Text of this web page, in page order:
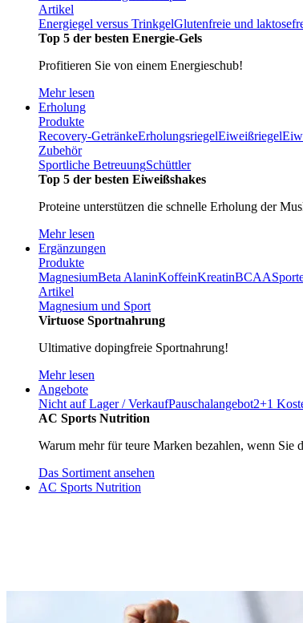
Artikel
Energiegel versus TrinkgelGlutenfreie und
Top 5 der besten Energie-Gels
Profitieren Sie von einem Energieschub!
Mehr lesen
Erholung
Produkte
Recovery-GetränkeErholungsriegelEiweißriegel
Zubehör
Sportliche BetreuungSchüttler
Top 5 der besten Eiweißshakes
Proteine unterstützen die schnelle Erholung der
Mehr lesen
Ergänzungen
Produkte
MagnesiumBeta AlaninKoffeinKreatinBCAA
Artikel
Magnesium und Sport
Virtuose Sportnahrung
Ultimative dopingfreie Sportnahrung!
Mehr lesen
Angebote
Nicht auf Lager / VerkaufPauschalangebot2+1
AC Sports Nutrition
Warum mehr für teure Marken bezahlen, wenn Sie
Das Sortiment ansehen
AC Sports Nutrition